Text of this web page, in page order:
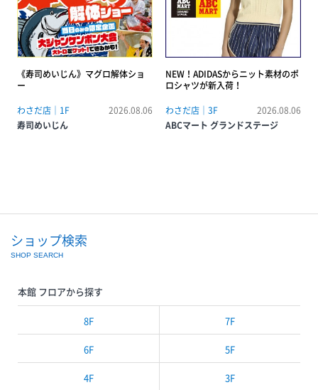
《寿司めいじん》マグロ解体ショ
ー
わさだ店｜1F
2026.08.06
寿司めいじん
NEW！ADIDASからニット素材のポ
ロシャツが新入荷！
わさだ店｜3F
2026.08.06
ABCマート グランドステージ
ショップ検索
SHOP SEARCH
本館 フロアから探す
8F 7F
6F 5F
4F 3F